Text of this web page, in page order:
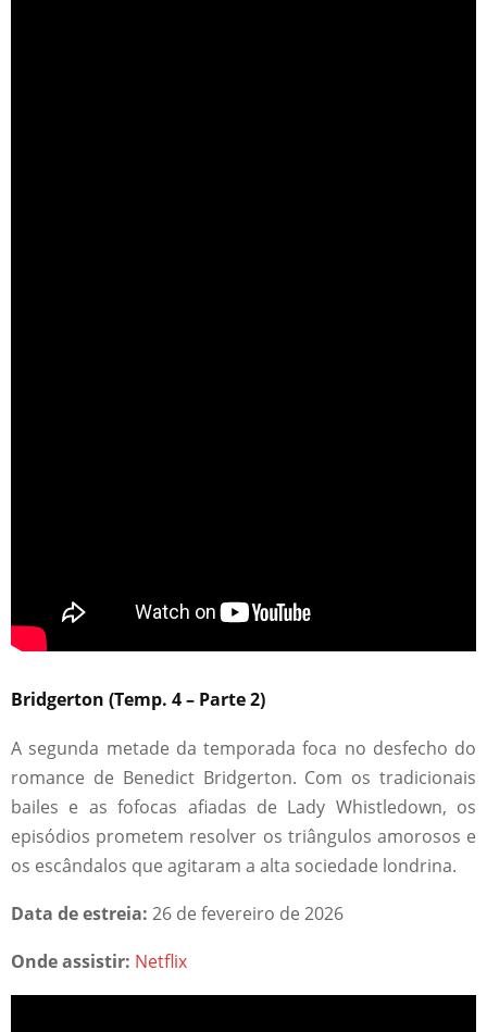
Bridgerton (Temp. 4 – Parte 2)
A segunda metade da temporada foca no desfecho do
romance de Benedict Bridgerton. Com os tradicionais
bailes e as fofocas afiadas de Lady Whistledown, os
episódios prometem resolver os triângulos amorosos e
os escândalos que agitaram a alta sociedade londrina.
Data de estreia: 26 de fevereiro de 2026
Onde assistir: Netflix